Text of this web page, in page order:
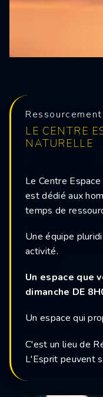
LE CENTRE
NATURELLE
Le Centre
est dédié aux
temps de
Une équipe
activité.
Un espace que
dimanche DE
Un espace qui
C'est un lieu de
L'Esprit peuvent